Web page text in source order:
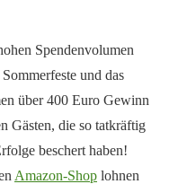
Spendenvolumen
und das
über 400 Euro Gewinn
Gästen, die so tatkräftig
beschert haben!
Amazon-Shop lohnen